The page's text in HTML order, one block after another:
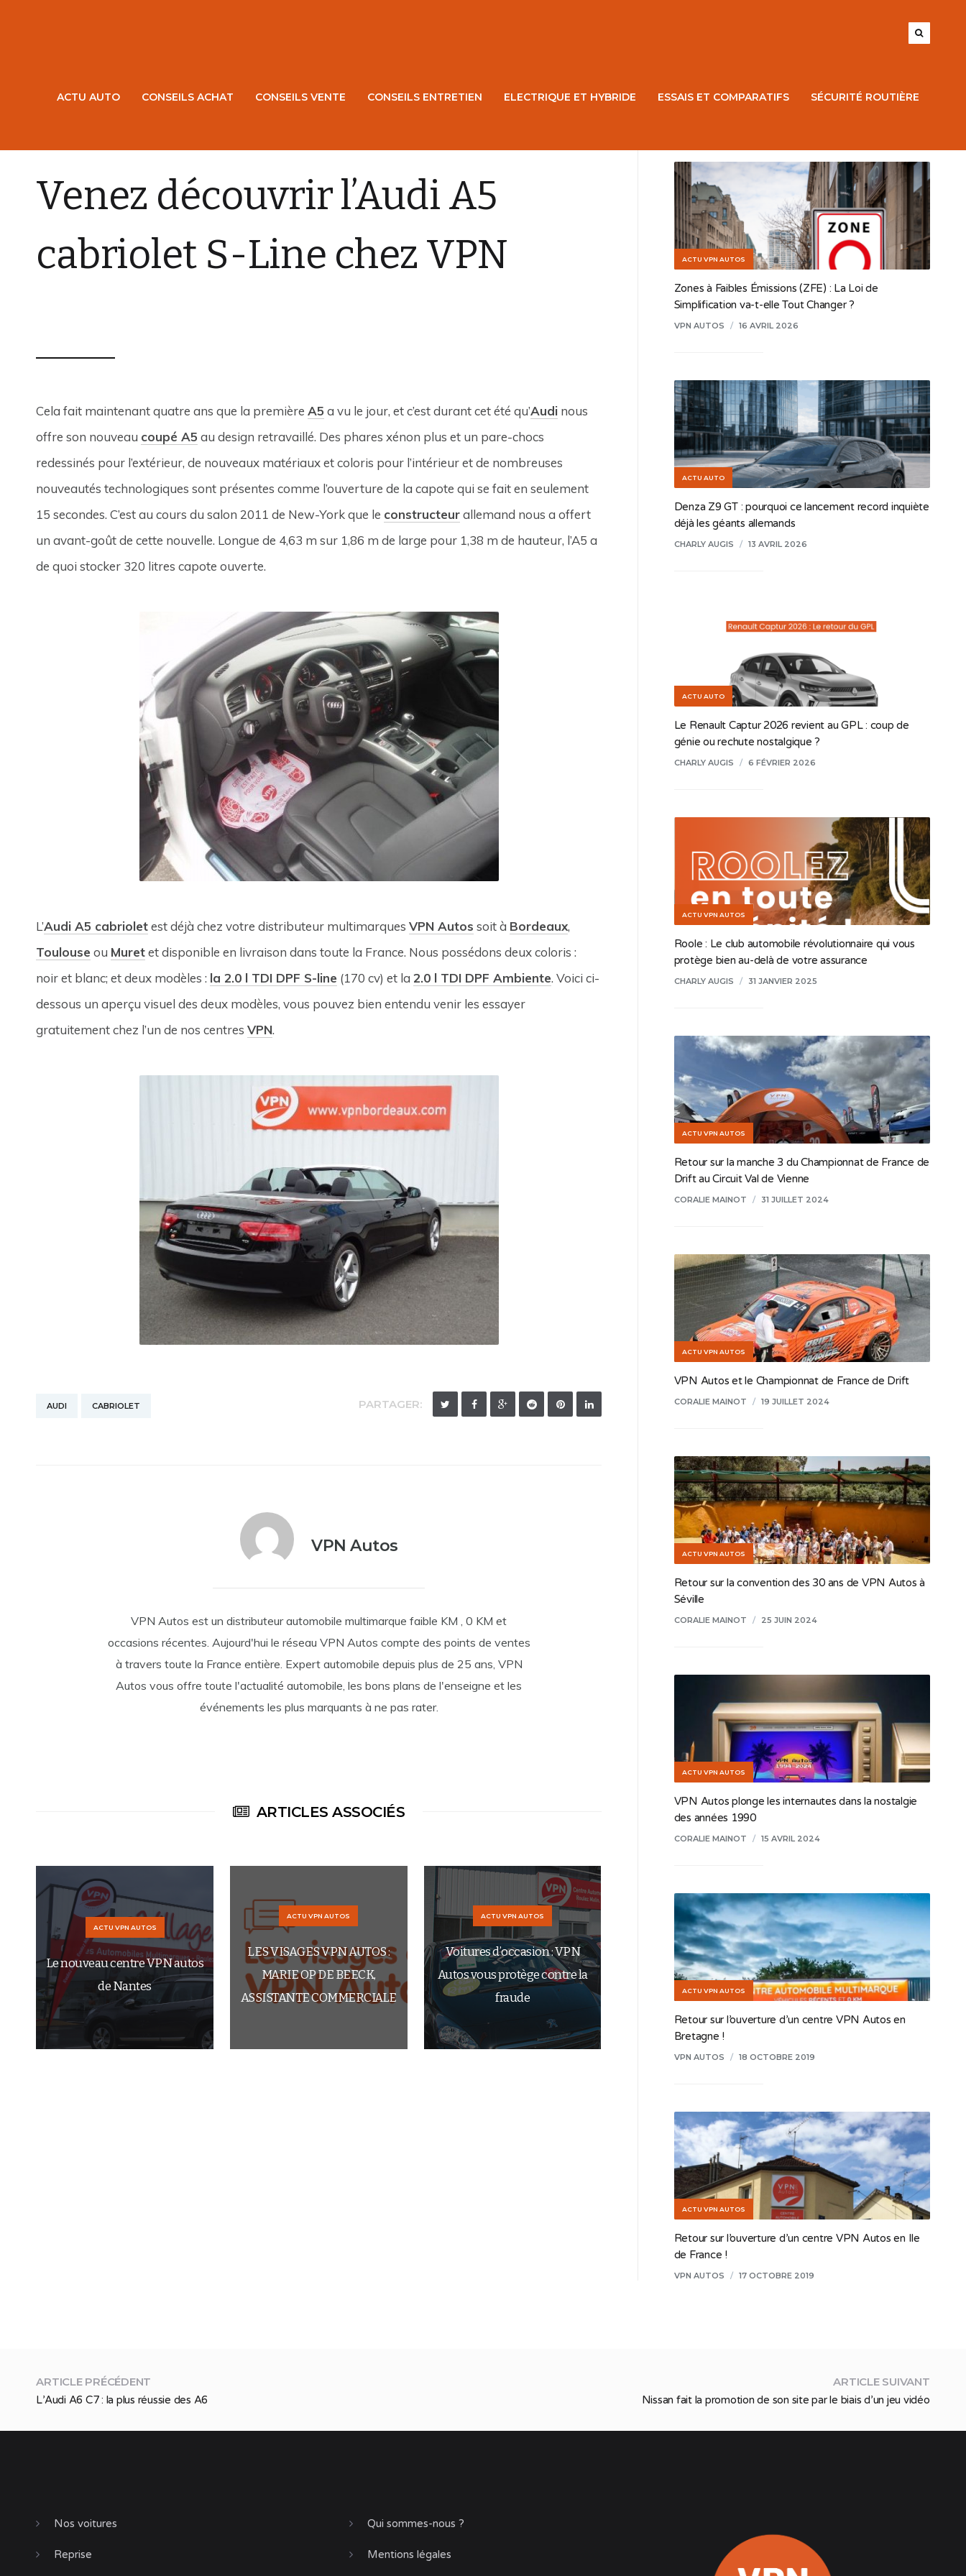
ACTU AUTO CONSEILS ACHAT CONSEILS VENTE CONSEILS ENTRETIEN ELECTRIQUE ET HYBRIDE ESSAIS ET COMPARATIFS SÉCURITÉ ROUTIÈRE
Venez découvrir l’Audi A5
cabriolet S-Line chez VPN
Cela fait maintenant quatre ans que la premièreA5 a vu le jour, et c’est durant cet été qu’Audi nous
offre son nouveau coupé A5 au design retravaillé. Des phares xénon plus et un pare-chocs
redessinés pour l’extérieur, de nouveaux matériaux et coloris pour l’intérieur et de nombreuses
nouveautés technologiques sont présentes comme l’ouverture de la capote qui se fait en seulement
15 secondes.C’est au cours du salon 2011 de New-York que le constructeurallemand nous a offert
un avant-goût de cette nouvelle. Longue de 4,63 m sur 1,86 m de large pour 1,38 m de hauteur, l’A5 a
de quoi stocker 320 litres capote ouverte.
L’Audi A5 cabrioletest déjà chez votre distributeur multimarquesVPN Autos soit à Bordeaux,
Toulouse ou Muretet disponible en livraison dans toute la France. Nous possédons deux coloris :
noir et blanc; et deux modèles : la 2.0 l TDI DPF S-line (170 cv) et la2.0 l TDI DPF Ambiente. Voici ci-
dessous un aperçu visuel des deux modèles, vous pouvez bien entendu venir les essayer
gratuitement chez l’un de nos centresVPN.
AUDI CABRIOLET PARTAGER:
VPN Autos
VPN Autos est un distributeur automobile multimarque faible KM , 0 KM et
occasions récentes. Aujourd'hui le réseau VPN Autos compte des points de ventes
à travers toute la France entière. Expert automobile depuis plus de 25 ans, VPN
Autos vous offre toute l'actualité automobile, les bons plans de l'enseigne et les
événements les plus marquants à ne pas rater.
ARTICLES ASSOCIÉS
ACTU VPN AUTOS
Le nouveau centre VPN autos
de Nantes
ACTU VPN AUTOS
LES VISAGES VPN AUTOS :
MARIE OP DE BEECK,
ASSISTANTE COMMERCIALE
ACTU VPN AUTOS
Voitures d’occasion : VPN
Autos vous protège contre la
fraude
ACTU VPN AUTOS
Zones à Faibles Émissions (ZFE) : La Loi de
Simplification va-t-elle Tout Changer ?
VPN AUTOS / 16 AVRIL 2026
ACTU AUTO
Denza Z9 GT : pourquoi ce lancement record inquiète
déjà les géants allemands
CHARLY AUGIS / 13 AVRIL 2026
ACTU AUTO
Le Renault Captur 2026 revient au GPL : coup de
génie ou rechute nostalgique ?
CHARLY AUGIS / 6 FÉVRIER 2026
ACTU VPN AUTOS
Roole : Le club automobile révolutionnaire qui vous
protège bien au-delà de votre assurance
CHARLY AUGIS / 31 JANVIER 2025
ACTU VPN AUTOS
Retour sur la manche 3 du Championnat de France de
Drift au Circuit Val de Vienne
CORALIE MAINOT / 31 JUILLET 2024
ACTU VPN AUTOS
VPN Autos et le Championnat de France de Drift
CORALIE MAINOT / 19 JUILLET 2024
ACTU VPN AUTOS
Retour sur la convention des 30 ans de VPN Autos à
Séville
CORALIE MAINOT / 25 JUIN 2024
ACTU VPN AUTOS
VPN Autos plonge les internautes dans la nostalgie
des années 1990
CORALIE MAINOT / 15 AVRIL 2024
ACTU VPN AUTOS
Retour sur l’ouverture d’un centre VPN Autos en
Bretagne !
VPN AUTOS / 18 OCTOBRE 2019
ACTU VPN AUTOS
Retour sur l’ouverture d’un centre VPN Autos en Ile
de France !
VPN AUTOS / 17 OCTOBRE 2019
ARTICLE PRÉCÉDENT
L’Audi A6 C7 : la plus réussie des A6
ARTICLE SUIVANT
Nissan fait la promotion de son site par le biais d’un jeu vidéo
Nos voitures
Reprise
Qui sommes-nous ?
Mentions légales